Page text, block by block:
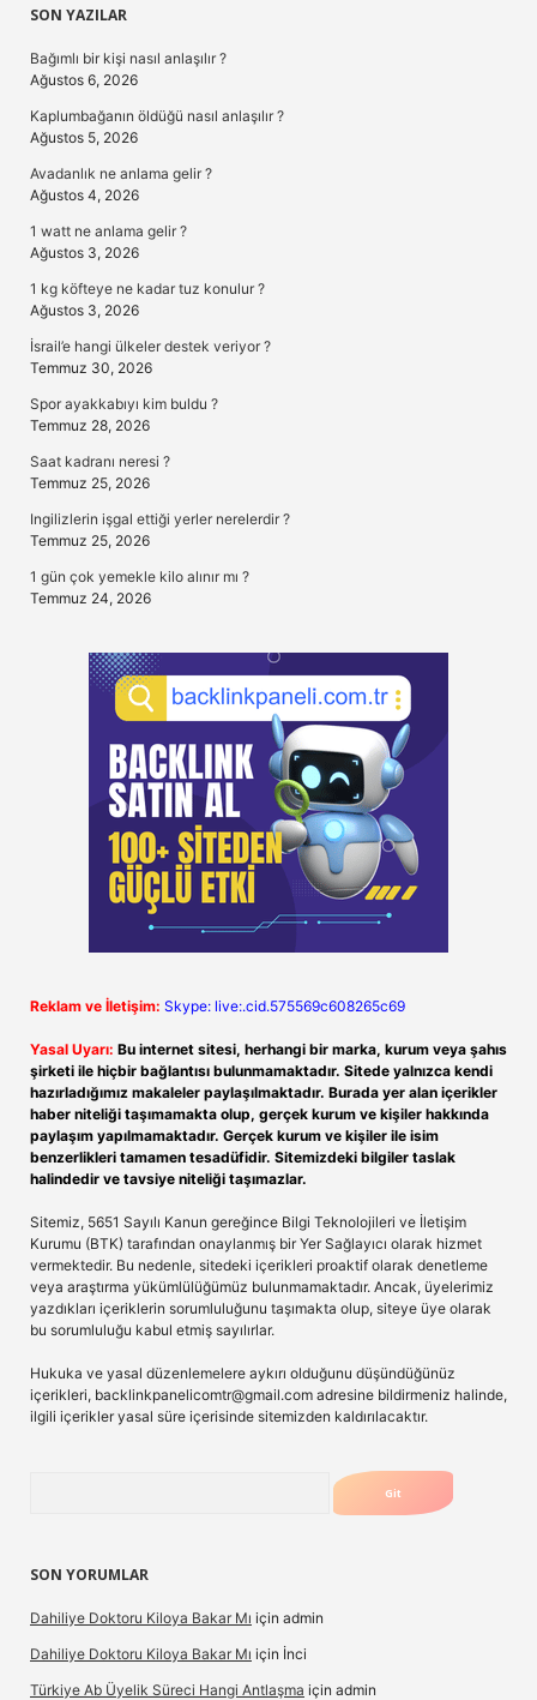
Sidebar
SON YAZILAR
Bağımlı bir kişi nasıl anlaşılır ?
Ağustos 6, 2026
Kaplumbağanın öldüğü nasıl anlaşılır ?
Ağustos 5, 2026
Avadanlık ne anlama gelir ?
Ağustos 4, 2026
1 watt ne anlama gelir ?
Ağustos 3, 2026
1 kg köfteye ne kadar tuz konulur ?
Ağustos 3, 2026
İsrail’e hangi ülkeler destek veriyor ?
Temmuz 30, 2026
Spor ayakkabıyı kim buldu ?
Temmuz 28, 2026
Saat kadranı neresi ?
Temmuz 25, 2026
Ingilizlerin işgal ettiği yerler nerelerdir ?
Temmuz 25, 2026
1 gün çok yemekle kilo alınır mı ?
Temmuz 24, 2026
Reklam ve İletişim: Skype: live:.cid.575569c608265c69
Yasal Uyarı: Bu internet sitesi, herhangi bir marka, kurum veya şahıs
şirketi ile hiçbir bağlantısı bulunmamaktadır. Sitede yalnızca kendi
hazırladığımız makaleler paylaşılmaktadır. Burada yer alan içerikler
haber niteliği taşımamakta olup, gerçek kurum ve kişiler hakkında
paylaşım yapılmamaktadır. Gerçek kurum ve kişiler ile isim
benzerlikleri tamamen tesadüfidir. Sitemizdeki bilgiler taslak
halindedir ve tavsiye niteliği taşımazlar.
Sitemiz, 5651 Sayılı Kanun gereğince Bilgi Teknolojileri ve İletişim
Kurumu (BTK) tarafından onaylanmış bir Yer Sağlayıcı olarak hizmet
vermektedir. Bu nedenle, sitedeki içerikleri proaktif olarak denetleme
veya araştırma yükümlülüğümüz bulunmamaktadır. Ancak, üyelerimiz
yazdıkları içeriklerin sorumluluğunu taşımakta olup, siteye üye olarak
bu sorumluluğu kabul etmiş sayılırlar.
Hukuka ve yasal düzenlemelere aykırı olduğunu düşündüğünüz
içerikleri, backlinkpanelicomtr@gmail.com adresine bildirmeniz halinde,
ilgili içerikler yasal süre içerisinde sitemizden kaldırılacaktır.
SON YORUMLAR
Dahiliye Doktoru Kiloya Bakar Mı için admin
Dahiliye Doktoru Kiloya Bakar Mı için İnci
Türkiye Ab Üyelik Süreci Hangi Antlaşma için admin